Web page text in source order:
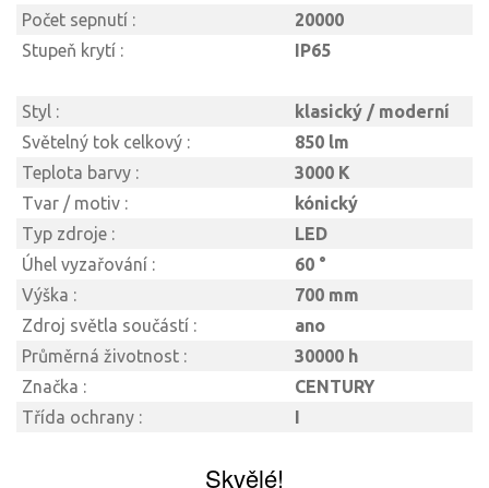
Počet sepnutí :
20000
Stupeň krytí :
IP65
Styl :
klasický / moderní
Světelný tok celkový :
850 lm
Teplota barvy :
3000 K
Tvar / motiv :
kónický
Typ zdroje :
LED
Úhel vyzařování :
60 °
Výška :
700 mm
Zdroj světla součástí :
ano
Průměrná životnost :
30000 h
Značka :
CENTURY
Třída ochrany :
I